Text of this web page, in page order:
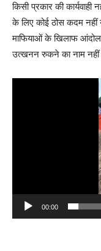
किसी प्रकार की
के लिए कोई ठोस कदम नहीं
माफियाओं के खिलाफ
उत्खनन रुकने का नाम नहीं
00:00